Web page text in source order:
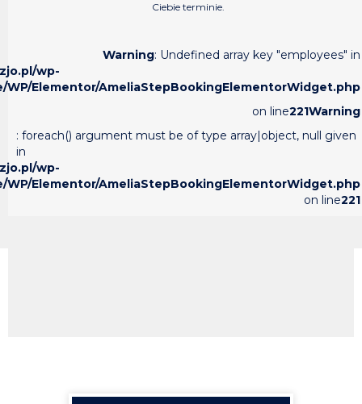
Ciebie terminie.
Warning: Undefined array key "employees" in
wp-
Elementor/AmeliaStepBookingElementorWidget.php
on line221Warning
: foreach() argument must be of type array|object, null given
in
wp-
Elementor/AmeliaStepBookingElementorWidget.php
on line221